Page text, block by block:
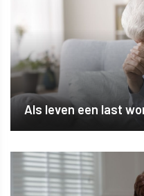
Als leven een last